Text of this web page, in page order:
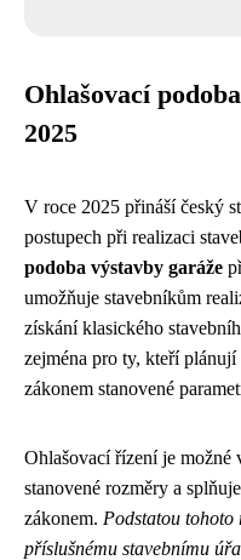
Ohlašovací
2025
V roce 2025 přináší český
postupech při realizaci
podoba výstavby garáže
umožňuje stavebníkům
získání klasického
zejména pro ty, kteří
zákonem stanovené
Ohlašovací řízení je možné
stanovené rozměry a
zákonem. Podstatou tohoto
příslušnému stavebnímu